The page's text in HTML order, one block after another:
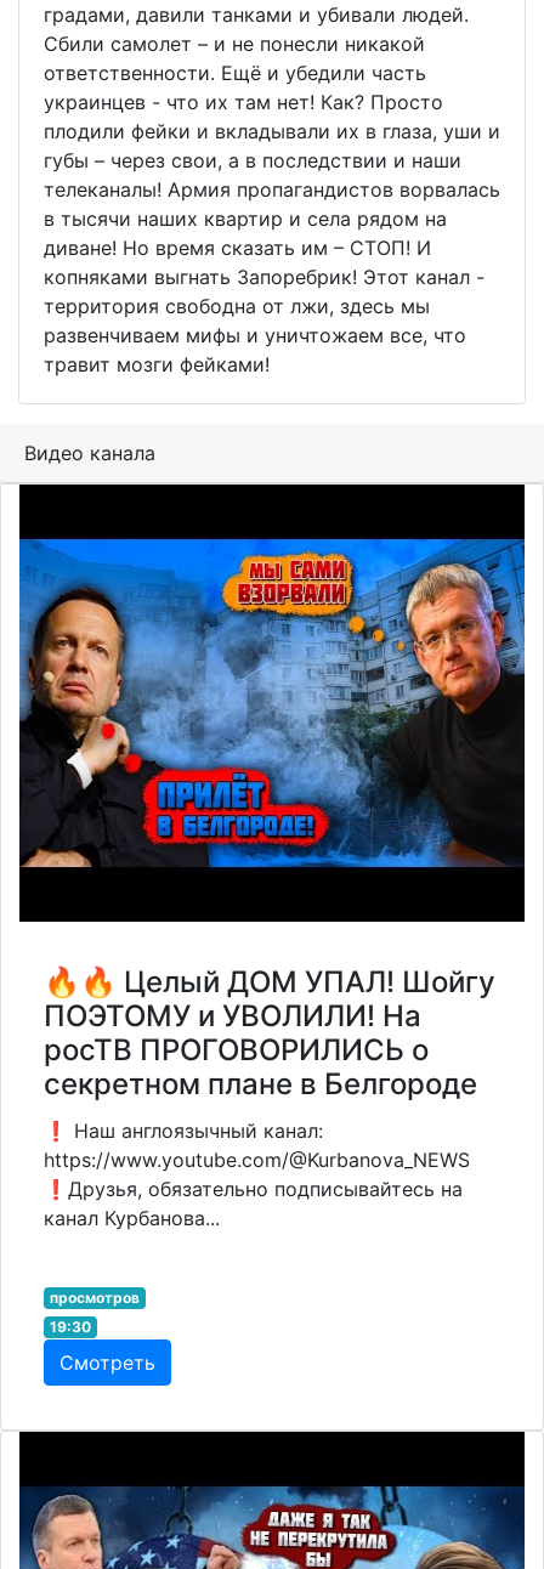
градами, давили танками и убивали людей.
Сбили самолет – и не понесли никакой
ответственности. Ещё и убедили часть
украинцев - что их там нет! Как? Просто
плодили фейки и вкладывали их в глаза, уши и
губы – через свои, а в последствии и наши
телеканалы! Армия пропагандистов ворвалась
в тысячи наших квартир и села рядом на
диване! Но время сказать им – СТОП! И
копняками выгнать Запоребрик! Этот канал -
территория свободна от лжи, здесь мы
развенчиваем мифы и уничтожаем все, что
травит мозги фейками!
Видео канала
🔥🔥 Целый ДОМ УПАЛ! Шойгу
ПОЭТОМУ и УВОЛИЛИ! На
росТВ ПРОГОВОРИЛИСЬ о
секретном плане в Белгороде
❗️ Наш англоязычный канал:
https://www.youtube.com/@Kurbanova_NEWS
❗️Друзья, обязательно подписывайтесь на
канал Курбанова...
просмотров
19:30
Смотреть